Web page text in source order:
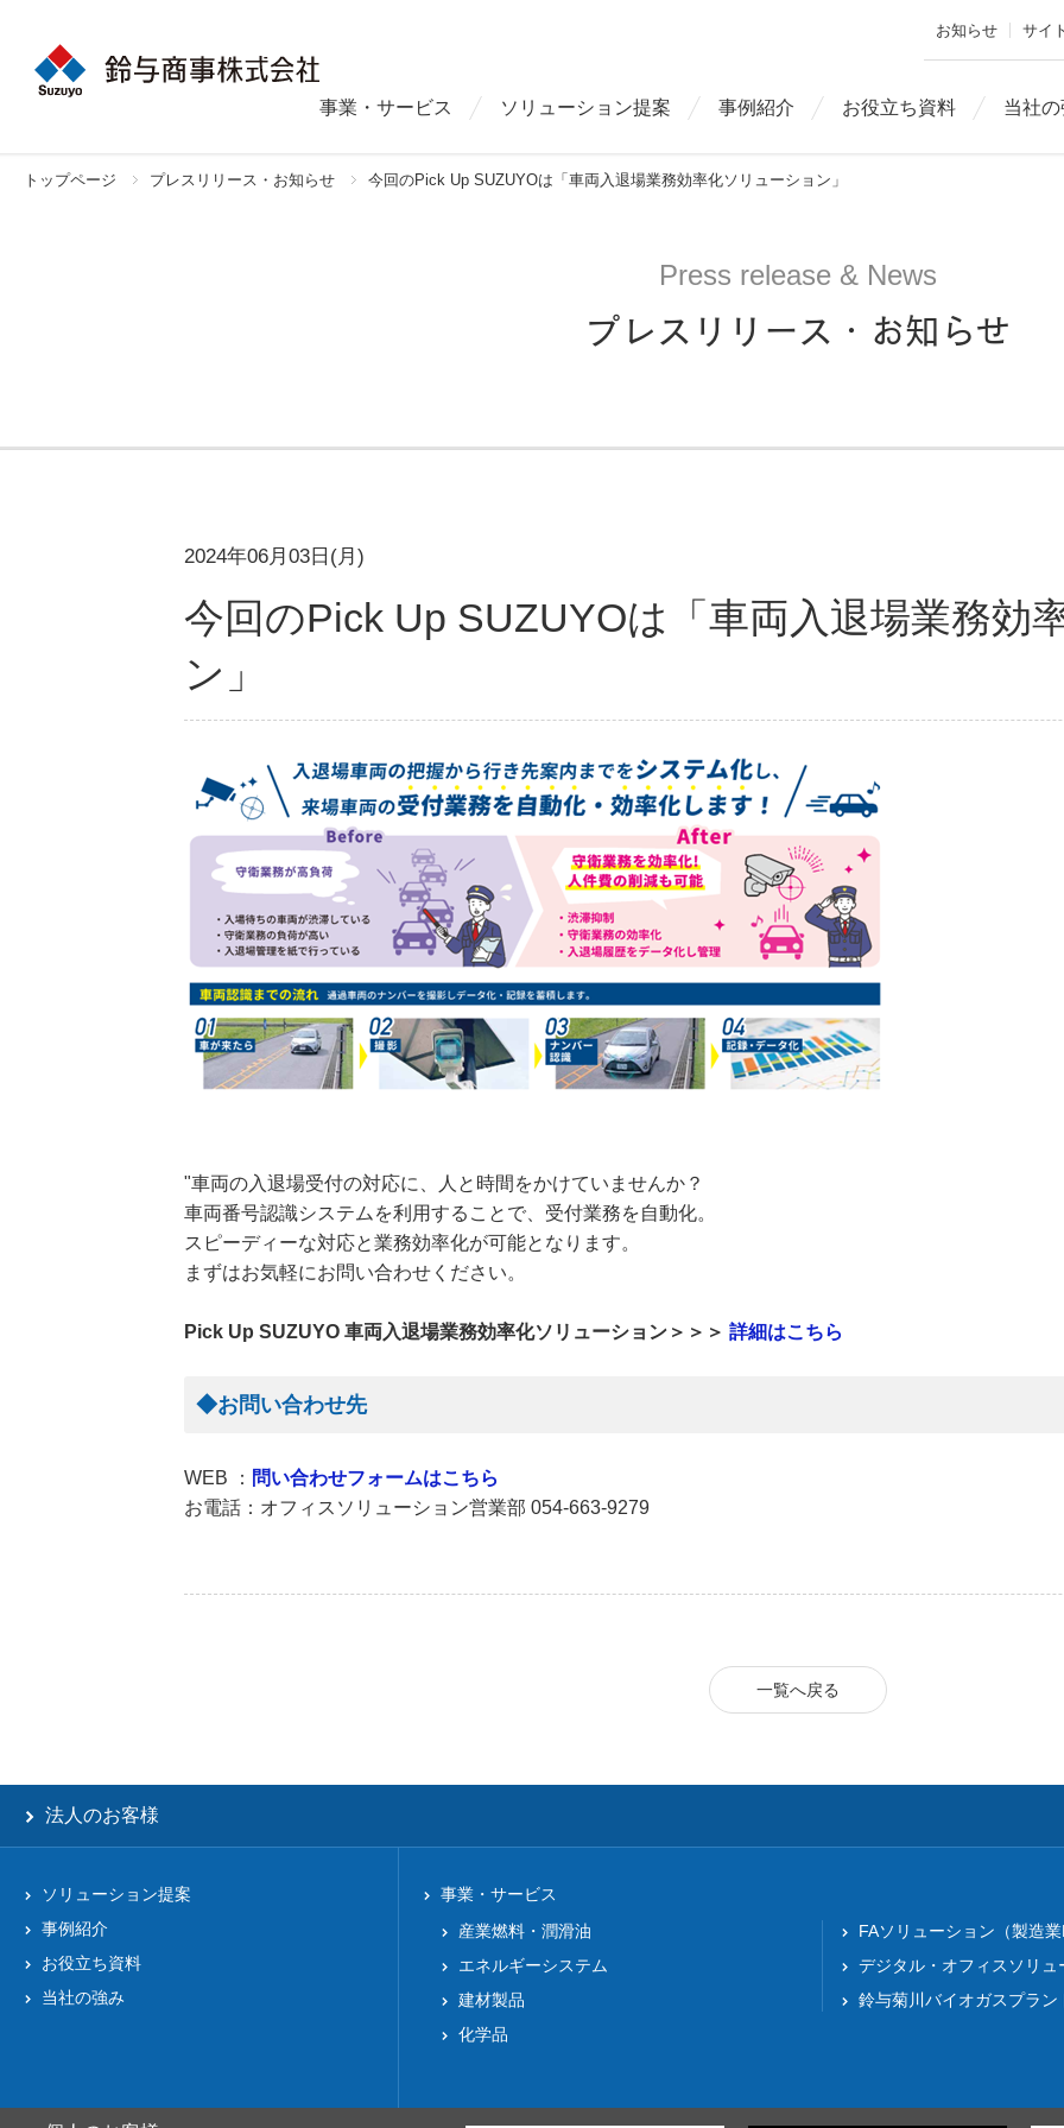
お知らせ サイ
事業・サービス ソリューション提案 事例紹介 お役立ち資料 当社の
トップページ プレスリリース・お知らせ 今回のPick Up SUZUYOは「車両入退場業務効率化ソリューション」
Press release & News
プレスリリース・お知らせ
2024年06月03日(月)
今回のPick Up SUZUYOは「車両入退場業務効
ン」
"車両の入退場受付の対応に、人と時間をかけていませんか？
車両番号認識システムを利用することで、受付業務を自動化。
スピーディーな対応と業務効率化が可能となります。
まずはお気軽にお問い合わせください。
Pick Up SUZUYO 車両入退場業務効率化ソリューション＞＞＞ 詳細はこちら
◆お問い合わせ先
WEB ： 問い合わせフォームはこちら
お電話：オフィスソリューション営業部 054-663-9279
一覧へ戻る
法人のお客様
ソリューション提案
事例紹介
お役立ち資料
当社の強み
事業・サービス
産業燃料・潤滑油
エネルギーシステム
建材製品
化学品
FAソリューション（製造業
デジタル・オフィスソリュ
鈴与菊川バイオガスプラン